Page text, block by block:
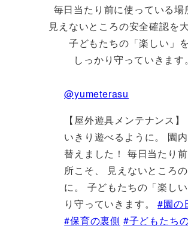
毎日当たり前に使っている場
見えないところの安全確認を大
子どもたちの「楽しい」を
しっかり守っていきます。
@yumeterasu
【屋外遊具メンテナンス
いきり遊べるように。 園
替えました！ 毎日当たり
所こそ、 見えないところ
に。 子どもたちの「楽し
り守っていきます。#園の
#保育の裏側 #子どもたち